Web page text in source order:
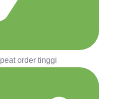
order tinggi